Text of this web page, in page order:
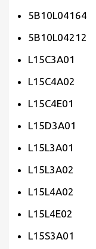
5B10L04164
5B10L04212
L15C3A01
L15C4A02
L15C4E01
L15D3A01
L15L3A01
L15L3A02
L15L4A02
L15L4E02
L15S3A01